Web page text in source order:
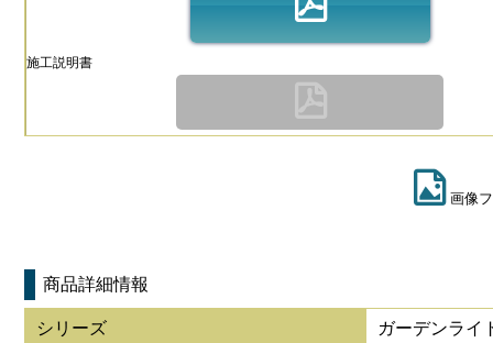
施工説明書
画像
商品詳細情報
シリーズ ガーデンラ